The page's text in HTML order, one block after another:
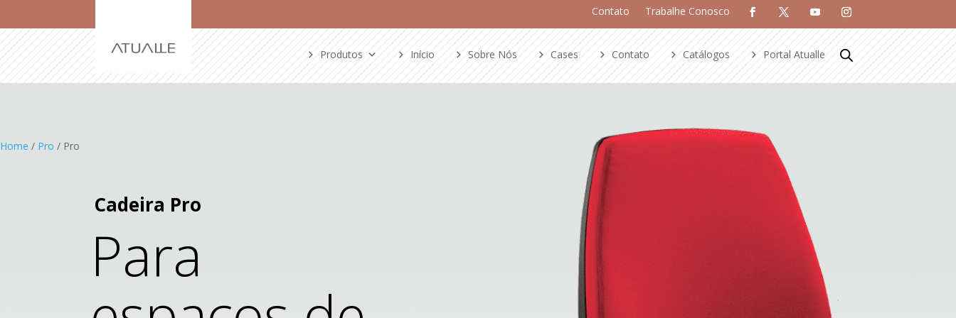
Contato Trabalhe Conosco
Início
Produtos Sobre Nós Cases Contato Catálogos Portal Atualle
Home / Pro / Pro
Cadeira Pro
Para